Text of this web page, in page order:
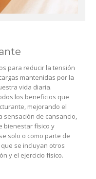
para reducir la tensión
mantenidas por la
vida diaria.
los beneficios que
mejorando el
sensación de cansancio,
bienestar físico y
solo o como parte de
se incluyan otros
y el ejercicio físico.